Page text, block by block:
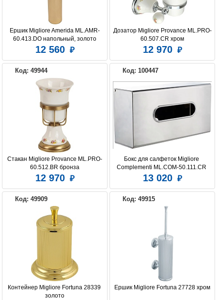
Ершик Migliore Amerida ML.AMR-
60.413.DO напольный, золото
12 560
Дозатор Migliore Provance ML.PRO-
60.507.CR хром
12 970
Код: 49944
Стакан Migliore Provance ML.PRO-
60.512.BR бронза
12 970
Код: 100447
Бокс для салфеток Migliore
Complementi ML.COM-50.111.CR
хром
13 020
Код: 49909
Контейнер Migliore Fortuna 28339
золото
Код: 49915
Ершик Migliore Fortuna 27728 хром